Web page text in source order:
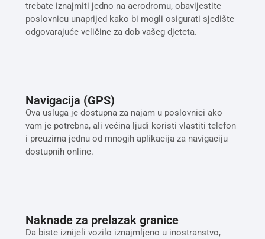
trebate iznajmiti jedno na aerodromu, obavijestite
poslovnicu unaprijed kako bi mogli osigurati sjedište
odgovarajuće veličine za dob vašeg djeteta.
Navigacija (GPS)
Ova usluga je dostupna za najam u poslovnici ako
vam je potrebna, ali većina ljudi koristi vlastiti telefon
i preuzima jednu od mnogih aplikacija za navigaciju
dostupnih online.
Naknade za prelazak granice
Da biste iznijeli vozilo iznajmljeno u inostranstvo,